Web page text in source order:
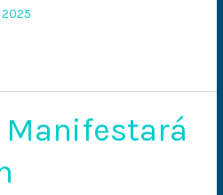
2025
Manifestará